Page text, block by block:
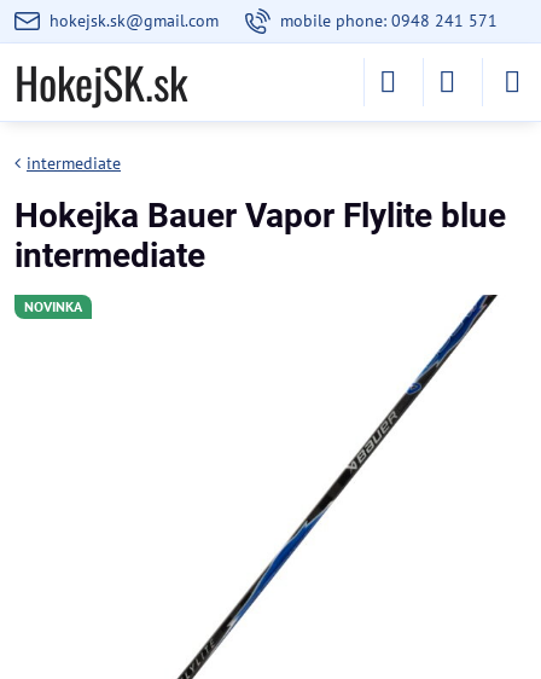
hokejsk.sk@gmail.com mobile phone: 0948 241 571
HokejSK.sk
NOVINKA
intermediate
Hokejka Bauer Vapor Flylite blue
intermediate